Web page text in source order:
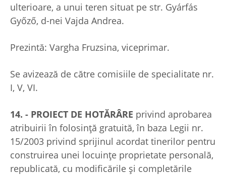
ulterioare, a unui teren situat pe str. Gyárfás
Győző, d-nei Vajda Andrea.
Prezintă: Vargha Fruzsina, viceprimar.
Se avizează de către comisiile de specialitate nr.
I, V, VI.
14. - PROIECT DE HOTĂRÂRE privind aprobarea
atribuirii în folosinţă gratuită, în baza Legii nr.
15/2003 privind sprijinul acordat tinerilor pentru
construirea unei locuinţe proprietate personală,
republicată, cu modificările și completările